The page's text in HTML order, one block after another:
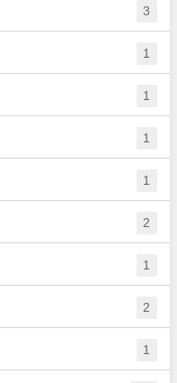
3
1
1
1
1
2
1
2
1